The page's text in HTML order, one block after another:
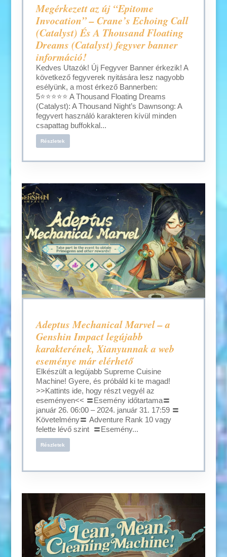
Megérkezett az új “Epitome
Invocation” – Crane’s Echoing Call
(Catalyst) És A Thousand Floating
Dreams (Catalyst) fegyver banner
információ!
Kedves Utazók! Új Fegyver Banner érkezik! A
következő fegyverek nyitására lesz nagyobb
esélyünk, a most érkező Bannerben:
5⭐⭐⭐⭐⭐ A Thousand Floating Dreams
(Catalyst): A Thousand Night’s Dawnsong: A
fegyvert használó karakteren kívül minden
csapattag buffokkal...
Részletek
Adeptus Mechanical Marvel – a
Genshin Impact legújabb
karakterének, Xianyunnak a web
eseménye már elérhető
Elkészült a legújabb Supreme Cuisine
Machine! Gyere, és próbáld ki te magad!
>>Kattints ide, hogy részt vegyél az
eseményen<< 〓Esemény időtartama〓
január 26. 06:00 – 2024. január 31. 17:59 〓
Követelmény〓 Adventure Rank 10 vagy
felette lévő szint 〓Esemény...
Részletek